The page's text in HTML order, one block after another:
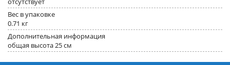
Вес в упаковке
0.71 кг
Дополнительная информация
общая высота 25 см